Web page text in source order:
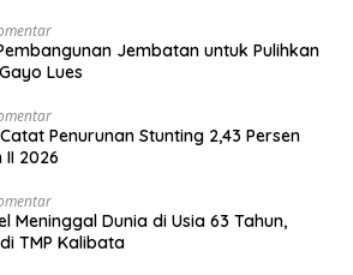
Jembatan untuk Pulihkan
Lues
Penurunan Stunting 2,43 Persen
2026
Meninggal Dunia di Usia 63 Tahun,
TMP Kalibata